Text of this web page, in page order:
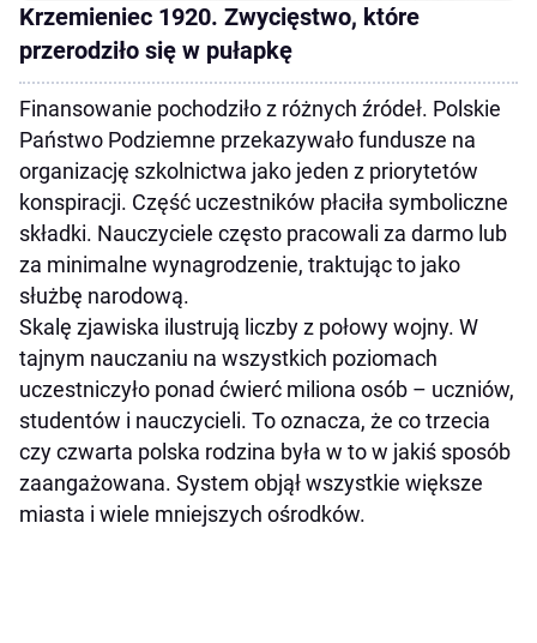
Krzemieniec 1920. Zwycięstwo, które
przerodziło się w pułapkę
Finansowanie pochodziło z różnych źródeł. Polskie
Państwo Podziemne przekazywało fundusze na
organizację szkolnictwa jako jeden z priorytetów
konspiracji. Część uczestników płaciła symboliczne
składki. Nauczyciele często pracowali za darmo lub
za minimalne wynagrodzenie, traktując to jako
służbę narodową.
Skalę zjawiska ilustrują liczby z połowy wojny. W
tajnym nauczaniu na wszystkich poziomach
uczestniczyło ponad ćwierć miliona osób – uczniów,
studentów i nauczycieli. To oznacza, że co trzecia
czy czwarta polska rodzina była w to w jakiś sposób
zaangażowana. System objął wszystkie większe
miasta i wiele mniejszych ośrodków.